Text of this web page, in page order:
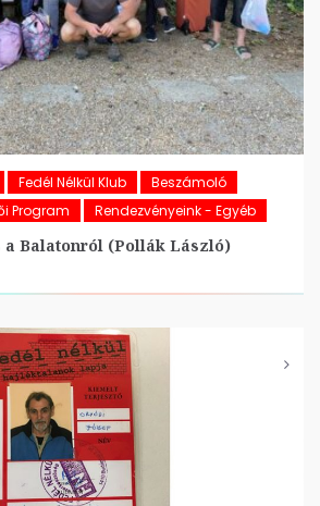
Fedél Nélkül Klub
Beszámoló
Program
Rendezvényeink - Egyéb
a Balatonról (Pollák László)